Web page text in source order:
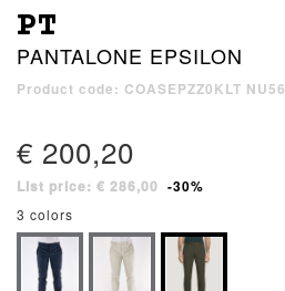
PT
PANTALONE EPSILON
Product code: COASEPZZ0KLT NU56
€ 200,20
List price: € 286,00 -30%
3 colors